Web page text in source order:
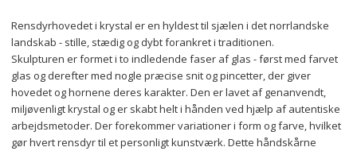
Rensdyrhovedet i krystal er en hyldest til sjælen i det norrlandske
landskab - stille, stædig og dybt forankret i traditionen.
Skulpturen er formet i to indledende faser af glas - først med farvet
glas og derefter med nogle præcise snit og pincetter, der giver
hovedet og hornene deres karakter. Den er lavet af genanvendt,
miljøvenligt krystal og er skabt helt i hånden ved hjælp af autentiske
arbejdsmetoder. Der forekommer variationer i form og farve, hvilket
gør hvert rensdyr til et personligt kunstværk. Dette håndskårne